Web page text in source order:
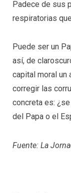
Padece de sus
respiratorias
Puede ser un
así, de
capital moral un
corregir las
concreta es:
del Papa o el
Fuente: La